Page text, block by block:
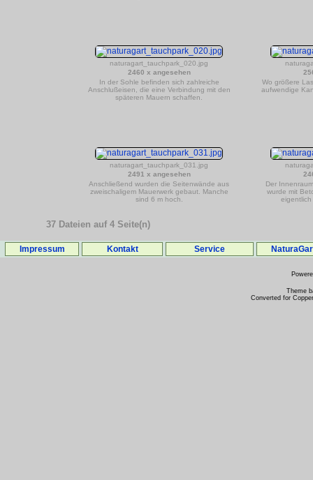
naturagart_tauchpark_020.jpg
2460 x angesehen
In der Sohle befinden sich zahlreiche
Anschlußeisen, die eine Verbindung mit den
späteren Mauern schaffen.
Wo größere
aufwendige
naturagart_tauchpark_031.jpg
2491 x angesehen
Anschließend wurden die Seitenwände aus
zweischaligem Mauerwerk gebaut. Manche
sind 6 m hoch.
Der
wurde mit
37 Dateien auf 4 Seite(n)
Impressum Kontakt Service
Theme
Converted for